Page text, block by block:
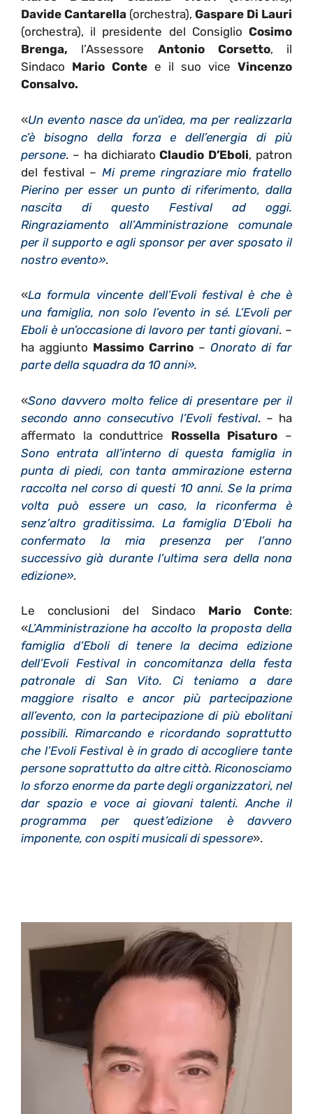
Davide Cantarella (orchestra), Gaspare Di Lauri
(orchestra), il presidente del Consiglio Cosimo
Brenga, l’Assessore Antonio Corsetto, il
Sindaco Mario Conte e il suo vice Vincenzo
Consalvo.
«Un evento nasce da un’idea, ma per realizzarla
c’è bisogno della forza e dell’energia di più
persone. – ha dichiaratoClaudio D’Eboli, patron
del festival –Mi preme ringraziare mio fratello
Pierino per esser un punto di riferimento, dalla
nascita di questo Festival ad oggi.
Ringraziamento all’Amministrazione comunale
per il supporto e agli sponsor per aver sposato il
nostro evento».
«La formula vincente dell’Evoli festival è che è
una famiglia, non solo l’evento in sé. L’Evoli per
Eboli è un’occasione di lavoro per tanti giovani. –
ha aggiunto Massimo Carrino – Onorato di far
parte della squadra da 10 anni».
«Sono davvero molto felice di presentare per il
secondo anno consecutivo l’Evoli festival. – ha
affermato la conduttrice Rossella Pisaturo –
Sono entrata all’interno di questa famiglia in
punta di piedi, con tanta ammirazione esterna
raccolta nel corso di questi 10 anni. Se la prima
volta può essere un caso, la riconferma è
senz’altro graditissima. La famiglia D’Eboli ha
confermato la mia presenza per l’anno
successivo già durante l’ultima sera della nona
edizione».
Le conclusioni del Sindaco Mario Conte:
«L’Amministrazione ha accolto la proposta della
famiglia d’Eboli di tenere la decima edizione
dell’Evoli Festival in concomitanza della festa
patronale di San Vito. Ci teniamo a dare
maggiore risalto e ancor più partecipazione
all’evento, con la partecipazione di più ebolitani
possibili. Rimarcando e ricordando soprattutto
che l’Evoli Festival è in grado di accogliere tante
persone soprattutto da altre città. Riconosciamo
lo sforzo enorme da parte degli organizzatori, nel
dar spazio e voce ai giovani talenti. Anche il
programma per quest’edizione è davvero
imponente, con ospiti musicali di spessore».